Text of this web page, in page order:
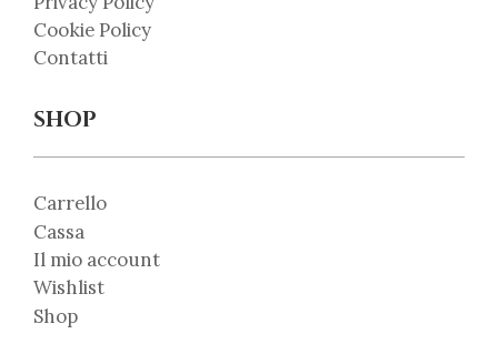
Cookie Policy
Contatti
SHOP
Carrello
Cassa
Il mio account
Wishlist
Shop